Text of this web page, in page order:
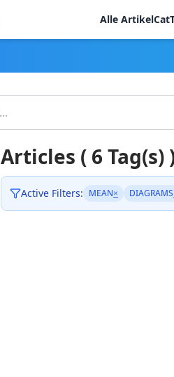
Alle Artikel
Articles ( 6 Tag(s)
Active Filters: MEAN× DIAGRAMS